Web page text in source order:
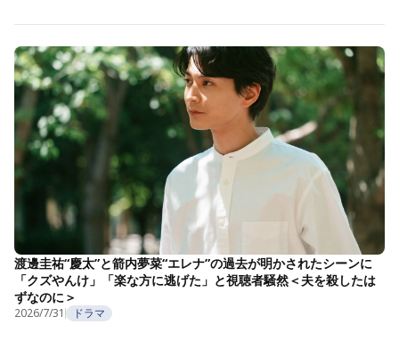
渡邊圭祐“慶太”と箭内夢菜“エレナ”の過去が明かされたシーンに
「クズやんけ」「楽な方に逃げた」と視聴者騒然＜夫を殺したは
ずなのに＞
2026/7/31 ドラマ